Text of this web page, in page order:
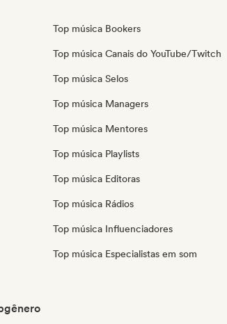
Top música Bookers
Top música Canais do YouTube/Twitch
Top música Selos
Top música Managers
Top música Mentores
Top música Playlists
Top música Editoras
Top música Rádios
Top música Influenciadores
Top música Especialistas em som